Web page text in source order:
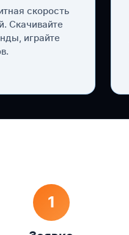
скорость
Скачивайте
играйте
1